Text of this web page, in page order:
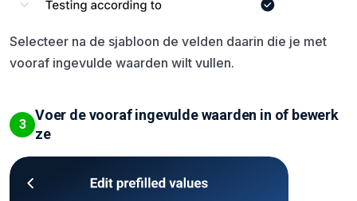
Selecteer na de sjabloon de velden daarin die je met
vooraf ingevulde waarden wilt vullen.
3
Voer de vooraf ingevulde waarden in of bewerk
ze